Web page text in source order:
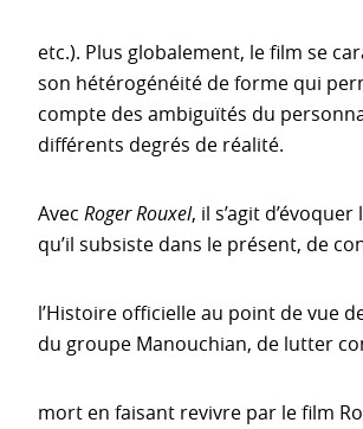
etc.). Plus globalement, le film se
son hétérogénéité de forme qui
compte des ambiguïtés du
différents degrés de réalité.
Avec Roger Rouxel, il s’agit
qu’il subsiste dans le présent, de
l’Histoire officielle au point de vue
du groupe Manouchian, de lutter
mort en faisant revivre par le film